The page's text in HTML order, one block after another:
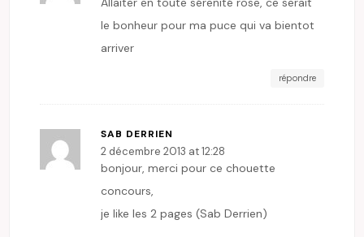
le bonheur pour ma puce qui va bientot
arriver
répondre
SAB DERRIEN
2 décembre 2013 at 12:28
bonjour, merci pour ce chouette
concours,
je like les 2 pages (Sab Derrien)